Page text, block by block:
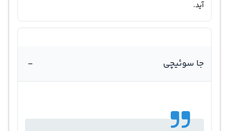
آید.
جا سوئیچی -